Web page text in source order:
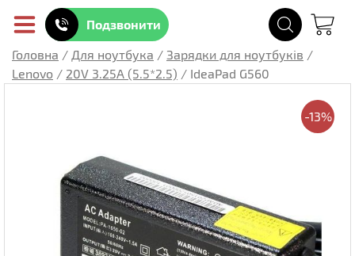
Подзвонити
Головна / Для ноутбука / Зарядки для ноутбуків /
Lenovo / 20V 3.25A (5.5*2.5) / IdeaPad G560
-13%